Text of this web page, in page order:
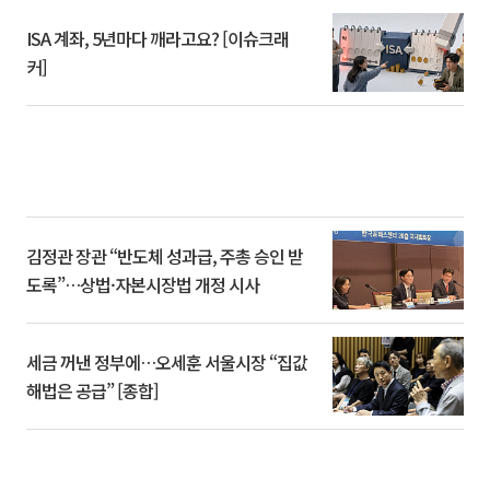
ISA 계좌, 5년마다 깨라고요? [이슈크래
커]
김정관 장관 “반도체 성과급, 주총 승인 받
도록”…상법·자본시장법 개정 시사
세금 꺼낸 정부에…오세훈 서울시장 “집값
해법은 공급” [종합]